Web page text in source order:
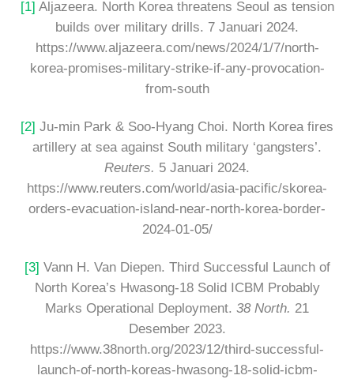
[1] Aljazeera. North Korea threatens Seoul as tension
builds over military drills. 7 Januari 2024.
https://www.aljazeera.com/news/2024/1/7/north-
korea-promises-military-strike-if-any-provocation-
from-south
[2] Ju-min Park & Soo-Hyang Choi. North Korea fires
artillery at sea against South military ‘gangsters’.
Reuters. 5 Januari 2024.
https://www.reuters.com/world/asia-pacific/skorea-
orders-evacuation-island-near-north-korea-border-
2024-01-05/
[3] Vann H. Van Diepen. Third Successful Launch of
North Korea’s Hwasong-18 Solid ICBM Probably
Marks Operational Deployment. 38 North. 21
Desember 2023.
https://www.38north.org/2023/12/third-successful-
launch-of-north-koreas-hwasong-18-solid-icbm-